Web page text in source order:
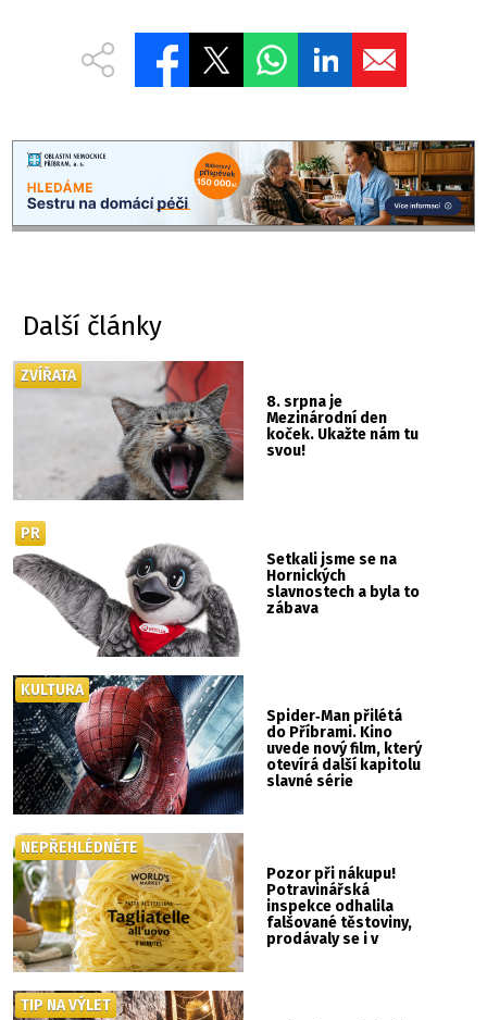
Další články
8. srpna je
Mezinárodní den
koček. Ukažte nám tu
svou!
ZVÍŘATA
Setkali jsme se na
Hornických
slavnostech a byla to
zábava
PR
Spider‑Man přilétá
do Příbrami. Kino
uvede nový film, který
otevírá další kapitolu
slavné série
KULTURA
Pozor při nákupu!
Potravinářská
inspekce odhalila
falšované těstoviny,
prodávaly se i v
NEPŘEHLÉDNĚTE
TIP NA VÝLET